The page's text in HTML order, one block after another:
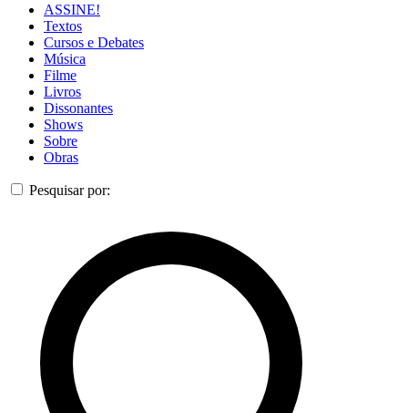
ASSINE!
Textos
Cursos e Debates
Música
Filme
Livros
Dissonantes
Shows
Sobre
Obras
Pesquisar por: